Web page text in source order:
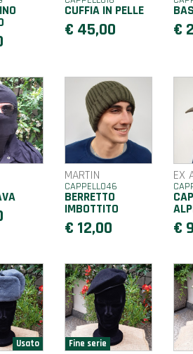
CUFFIA IN PELLE
€ 45,00 €
MARTIN
CAPPELLO46
BERRETTO
IMBOTTITO
€ 12,00
EX
€